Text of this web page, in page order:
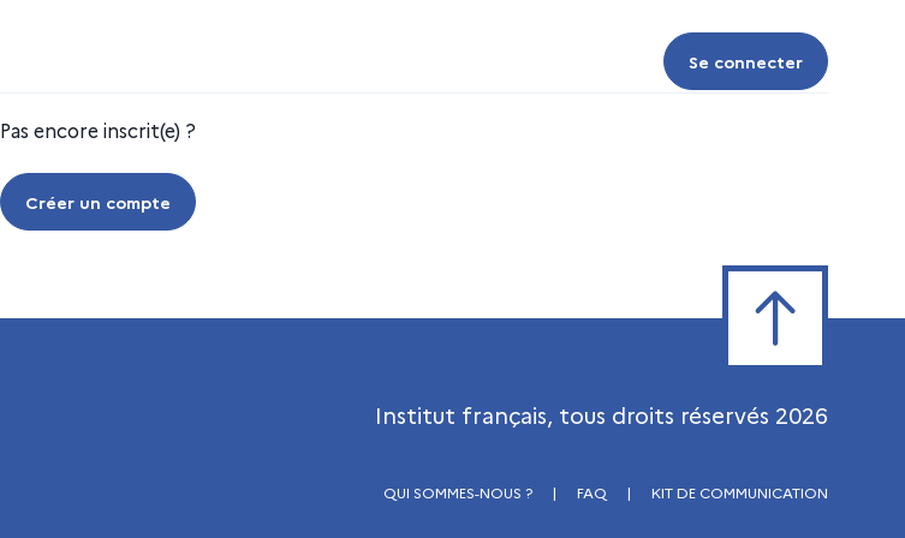
Se connecter
Se connecter
Pas encore inscrit(e) ?
Créer un compte
Institut français, tous droits réservés 2026
QUI SOMMES-NOUS ? | FAQ | KIT DE COMMUNICATION